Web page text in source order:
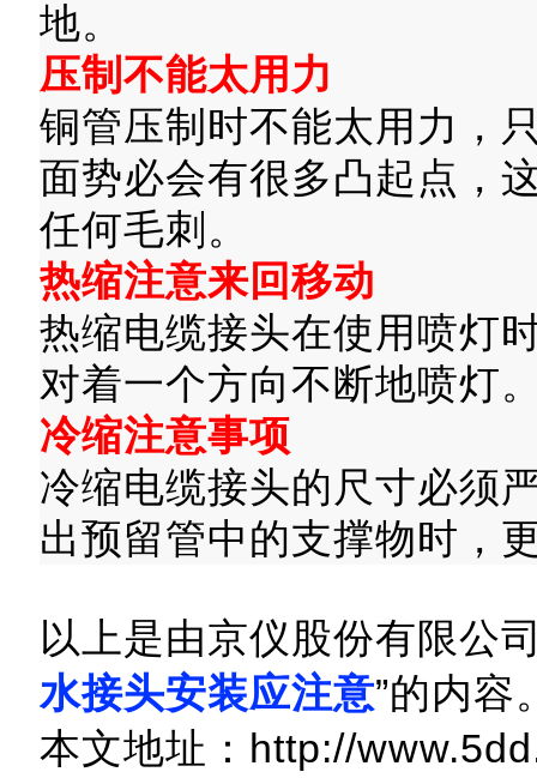
地。
压制不能太用力
铜管压制时不能太用力，
面势必会有很多凸起点，
任何毛刺。
热缩注意来回移动
热缩电缆接头在使用喷灯
对着一个方向不断地喷灯
冷缩注意事项
冷缩电缆接头的尺寸必须
出预留管中的支撑物时，
以上是由京仪股份有限公
水接头安装应注意”的内容
本文地址：http://